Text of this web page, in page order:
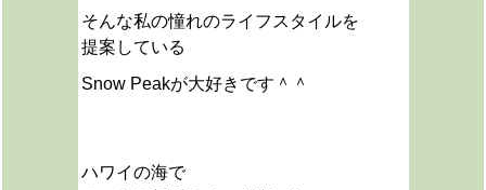
そんな私の憧れのライフスタイルを
提案している
Snow Peakが大好きです＾＾
ハワイの海で